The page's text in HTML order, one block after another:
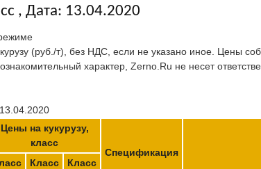
, Дата: 13.04.2020
(руб./т), без НДС, если не указано иное. Цены
характер, Zerno.Ru не несет
Цены на кукурузу,
класс
Спецификация
Класс
Класс